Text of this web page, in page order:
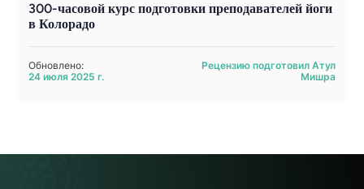
300-часовой курс подготовки преподавателей йоги
в Колорадо
Обновлено:
24 июля 2025 г.
Рецензию подготовил Атул
Мишра